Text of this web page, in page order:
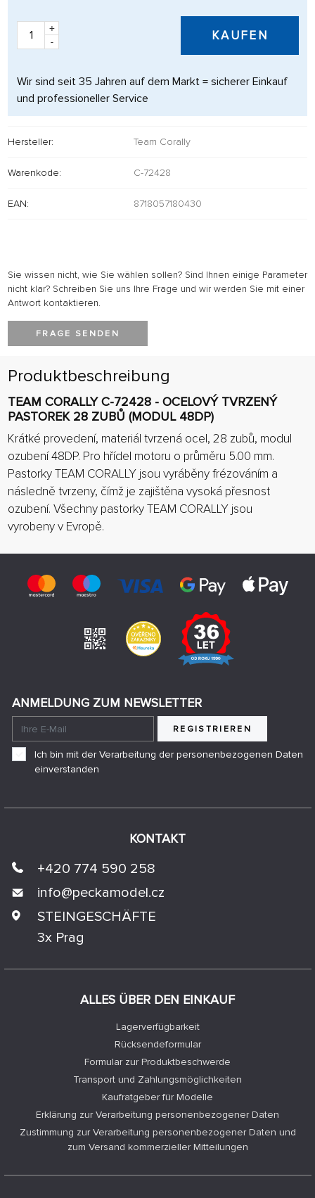
+
-
KAUFEN
Wir sind seit 35 Jahren auf dem Markt = sicherer Einkauf
und professioneller Service
Hersteller: Team Corally
Warenkode: C-72428
EAN: 8718057180430
Sie wissen nicht, wie Sie wählen sollen? Sind Ihnen einige Parameter
nicht klar? Schreiben Sie uns Ihre Frage und wir werden Sie mit einer
Antwort kontaktieren.
FRAGE SENDEN
Produktbeschreibung
TEAM CORALLY C-72428 - OCELOVÝ TVRZENÝ
PASTOREK 28 ZUBŮ (MODUL 48DP)
Krátké provedení, materiál tvrzená ocel, 28 zubů, modul
ozubení 48DP. Pro hřídel motoru o průměru 5.00 mm.
Pastorky TEAM CORALLY jsou vyráběny frézováním a
následně tvrzeny, čímž je zajištěna vysoká přesnost
ozubení. Všechny pastorky TEAM CORALLY jsou
vyrobeny v Evropě.
ALLES ÜBER DEN EINKAUF
Lagerverfügbarkeit
Rücksendeformular
Formular zur Produktbeschwerde
Transport und Zahlungsmöglichkeiten
Kaufratgeber für Modelle
Erklärung zur Verarbeitung personenbezogener Daten
Zustimmung zur Verarbeitung personenbezogener Daten und
zum Versand kommerzieller Mitteilungen
KONTAKT
+420 774 590 258
info@peckamodel.cz
STEINGESCHÄFTE
3x Prag
ANMELDUNG ZUM NEWSLETTER
REGISTRIEREN
Ich bin mit der Verarbeitung der personenbezogenen Daten
einverstanden